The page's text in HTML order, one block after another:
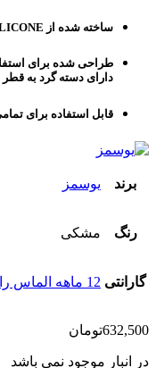
ساخته شده از ABS+PC+SILLICONE
طراحی شده برای
دارای دسته گرد به قطر 18تا 35 میلی متر باشد.
قابل استفاده برای تمامی
برند یوسمز
رنگ مشکی
گارانتی 12 ماهه الماس رایان ایرانیان
632,500تومان
در انبار موجود نمی باشد